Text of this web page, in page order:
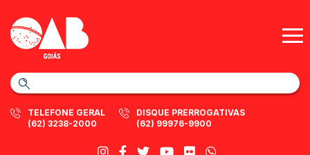
TELEFONE GERAL
(62) 3238-2000
DISQUE PRERROGATIVAS
(62) 99976-9900